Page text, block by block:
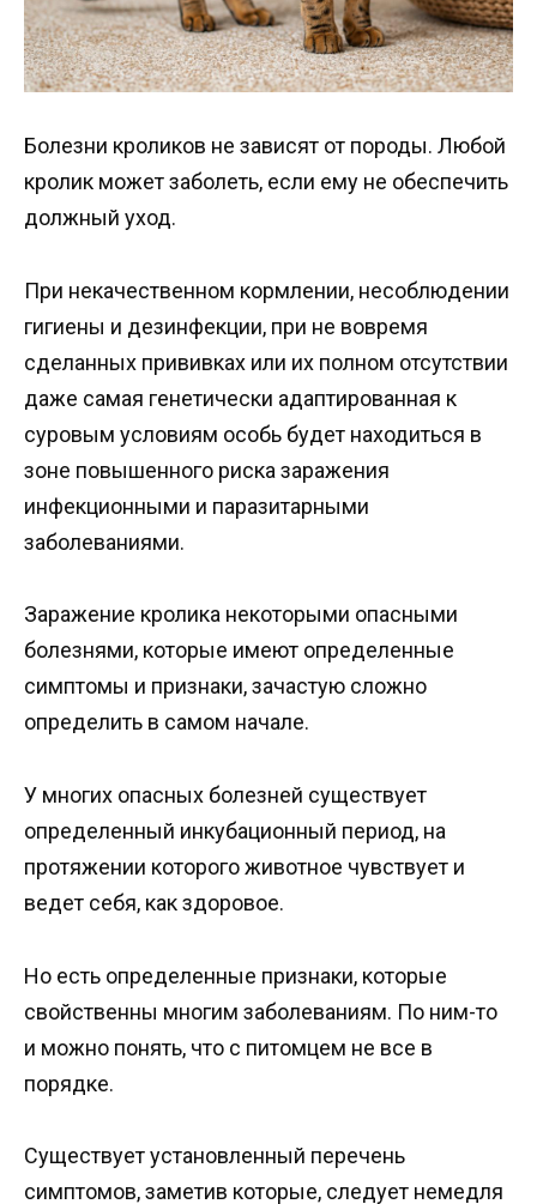
Болезни кроликов не зависят от породы. Любой
кролик может заболеть, если ему не обеспечить
должный уход.
При некачественном кормлении, несоблюдении
гигиены и дезинфекции, при не вовремя
сделанных прививках или их полном отсутствии
даже самая генетически адаптированная к
суровым условиям особь будет находиться в
зоне повышенного риска заражения
инфекционными и паразитарными
заболеваниями.
Заражение кролика некоторыми опасными
болезнями, которые имеют определенные
симптомы и признаки, зачастую сложно
определить в самом начале.
У многих опасных болезней существует
определенный инкубационный период, на
протяжении которого животное чувствует и
ведет себя, как здоровое.
Но есть определенные признаки, которые
свойственны многим заболеваниям. По ним-то
и можно понять, что с питомцем не все в
порядке.
Существует установленный перечень
симптомов, заметив которые, следует немедля